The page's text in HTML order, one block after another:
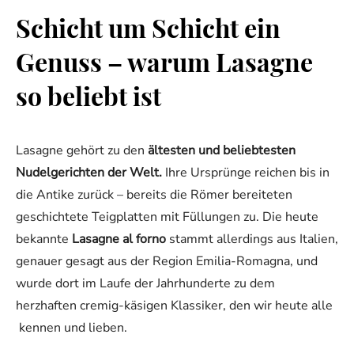
Schicht um Schicht ein
Genuss – warum Lasagne
so beliebt ist
Lasagne gehört zu den ältesten und beliebtesten
Nudelgerichten der Welt. Ihre Ursprünge reichen bis in
die Antike zurück – bereits die Römer bereiteten
geschichtete Teigplatten mit Füllungen zu. Die heute
bekannte Lasagne al forno stammt allerdings aus Italien,
genauer gesagt aus der Region Emilia-Romagna, und
wurde dort im Laufe der Jahrhunderte zu dem
herzhaften cremig-käsigen Klassiker, den wir heute alle
kennen und lieben.